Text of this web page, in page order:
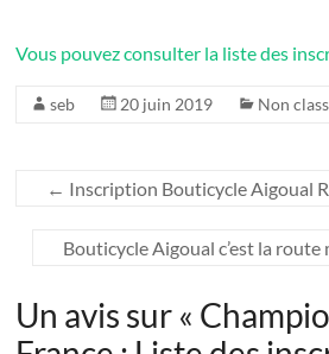
Vous pouvez consulter la liste des
seb 20 juin 2019 Non
← Inscription Bouticycle Aigoual
Bouticycle Aigoual c’est la route
Un avis sur «